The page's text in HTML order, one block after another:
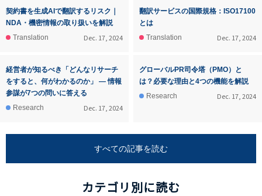
契約書を生成AIで翻訳するリスク｜
NDA・機密情報の取り扱いを解説
Translation
Dec. 17, 2024
翻訳サービスの国際規格：ISO17100
とは
Translation
Dec. 17, 2024
経営者が知るべき「どんなリサーチ
をすると、何がわかるのか」 ― 情報
参謀が7つの問いに答える
Research
Dec. 17, 2024
グローバルPR司令塔（PMO）と
は？必要な理由と4つの機能を解説
Research
Dec. 17, 2024
すべての記事を読む
カテゴリ別に読む